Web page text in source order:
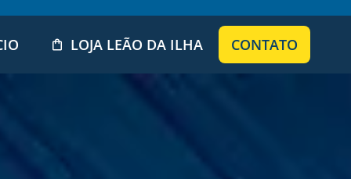
LOJA LEÃO DA ILHA CONTATO